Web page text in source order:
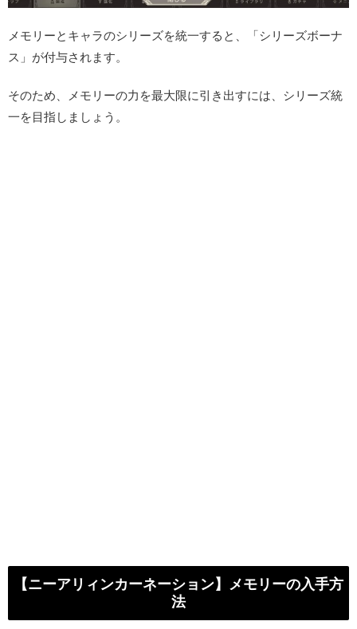
メモリーとキャラのシリーズを統一すると、「シリーズボーナ
ス」が付与されます。
そのため、メモリーの力を最大限に引き出すには、シリーズ統
一を目指しましょう。
【ニーアリィンカーネーション】メモリーの入手方
法